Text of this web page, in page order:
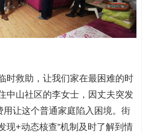
救助，让我们家在最困难的时
中山社区的李女士，因丈夫突发
让这个普通家庭陷入困境。街
现+动态核查”机制及时了解到情